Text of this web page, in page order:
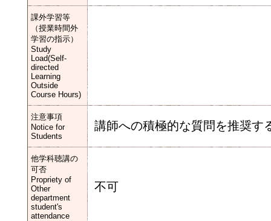
課外学習等
（授業時間外
学習の指示）
Study
Load(Self-
directed
Learning
Outside
Course Hours)
注意事項
Notice for
Students
講師への積極的な質問を推奨す
他学科聴講の
可否
Propriety of
Other
department
student's
attendance
不可